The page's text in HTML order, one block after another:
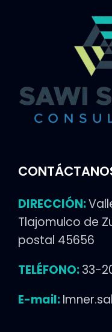
DIRECCIÓN:
Tlajomulco de
postal 45656
TELÉFONO:33-
E-mail: